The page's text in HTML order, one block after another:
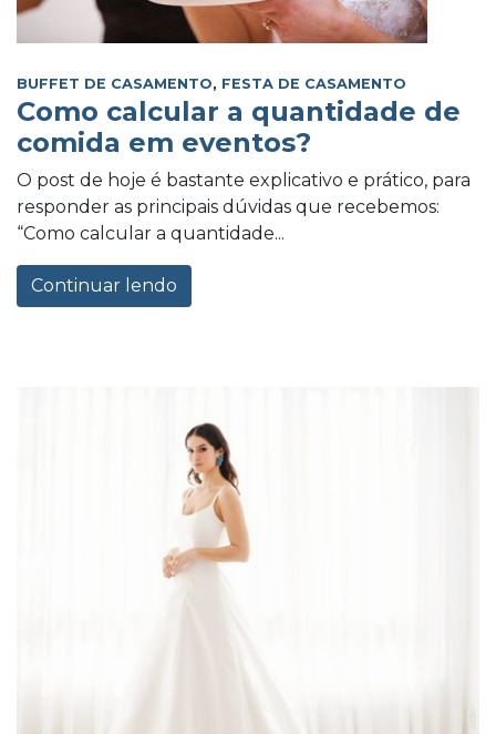
BUFFET DE CASAMENTO, FESTA DE CASAMENTO
Como calcular a quantidade de
comida em eventos?
O post de hoje é bastante explicativo e prático, para
responder as principais dúvidas que recebemos:
“Como calcular a quantidade...
Continuar lendo